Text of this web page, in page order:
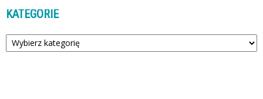
KATEGORIE
Kategorie